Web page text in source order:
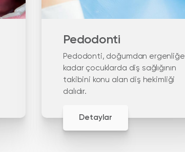
Pedodonti
Pedodonti, doğumdan ergenliğe
kadar çocuklarda diş sağlığının
takibini konu alan diş hekimliği
dalıdır.
Detaylar